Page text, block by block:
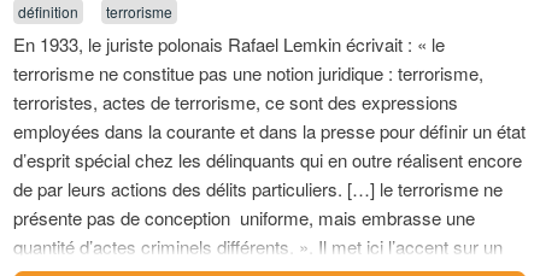
définition terrorisme
En 1933, le juriste polonais Rafael Lemkin écrivait : « le
terrorisme ne constitue pas une notion juridique : terrorisme,
terroristes, actes de terrorisme, ce sont des expressions
employées dans la courante et dans la presse pour définir un état
d’esprit spécial chez les délinquants qui en outre réalisent encore
de par leurs actions des délits particuliers. […] le terrorisme ne
présente pas de conception uniforme, mais embrasse une
quantité d’actes criminels différents. ». Il met ici l’accent sur un